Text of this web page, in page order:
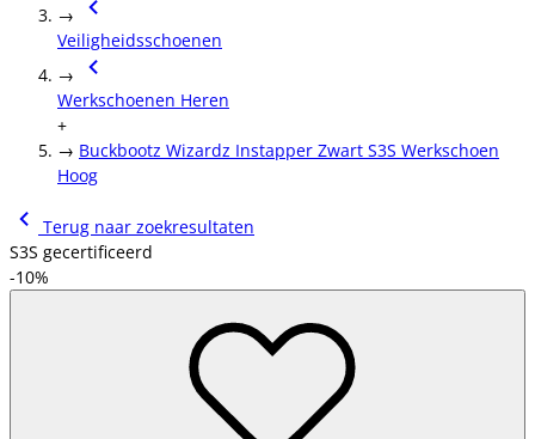
→
Veiligheidsschoenen
→
Werkschoenen Heren
+
→ Buckbootz Wizardz Instapper Zwart S3S Werkschoen
Hoog
Terug naar zoekresultaten
S3S gecertificeerd
-10%